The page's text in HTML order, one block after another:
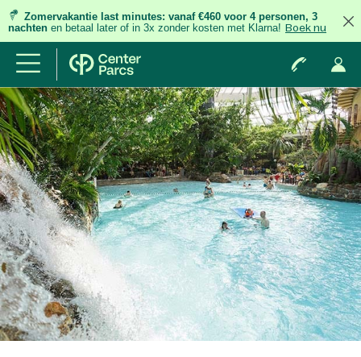
Zomervakantie last minutes: vanaf €460 voor 4 personen, 3
nachten en betaal later of in 3x zonder kosten met Klarna! Boek nu